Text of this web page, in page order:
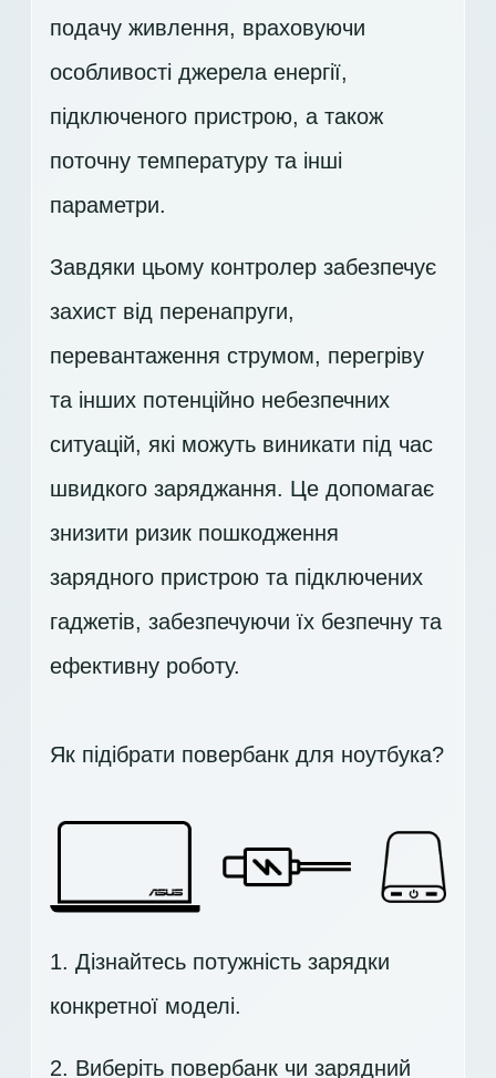
подачу живлення, враховуючи
особливості джерела енергії,
підключеного пристрою, а також
поточну температуру та інші
параметри.
Завдяки цьому контролер забезпечує
захист від перенапруги,
перевантаження струмом, перегріву
та інших потенційно небезпечних
ситуацій, які можуть виникати під час
швидкого заряджання. Це допомагає
знизити ризик пошкодження
зарядного пристрою та підключених
гаджетів, забезпечуючи їх безпечну та
ефективну роботу.
Як підібрати повербанк для ноутбука?
1. Дізнайтесь потужність зарядки
конкретної моделі.
2. Виберіть повербанк чи зарядний